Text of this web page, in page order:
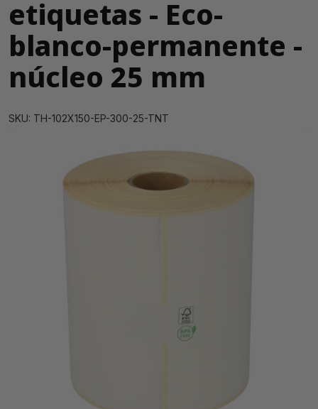
etiquetas - Eco-
blanco-permanente -
núcleo 25 mm
SKU: TH-102X150-EP-300-25-TNT